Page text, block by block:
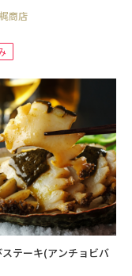
商店
テーキ(アンチョビバ